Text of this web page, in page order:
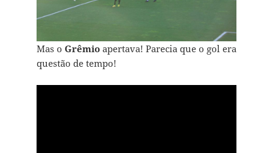
Mas o Grêmioapertava! Parecia que o gol era
questão de tempo!